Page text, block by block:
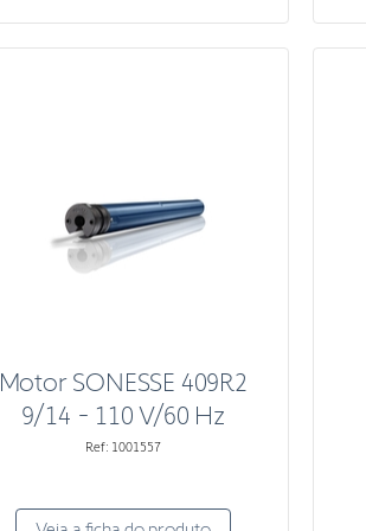
Motor SONESSE 409R2
9/14 - 110 V/60 Hz
Ref: 1001557